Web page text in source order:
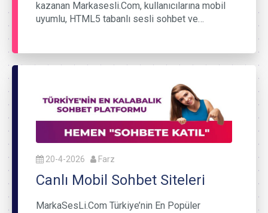
kazanan Markasesli.Com, kullanıcılarına mobil
uyumlu, HTML5 tabanlı sesli sohbet ve…
20-4-2026 Farz
Canlı Mobil Sohbet Siteleri
MarkaSesLi.Com Türkiye’nin En Popüler